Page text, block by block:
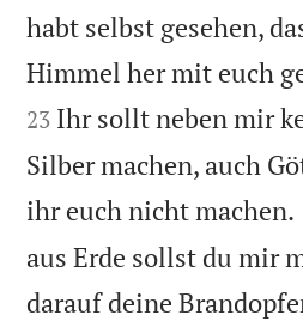
habt selbst gesehen,
Himmel her mit euch
23 Ihr sollt neben mir
Silber machen, auch
ihr euch nicht machen.
aus Erde sollst du mir
darauf deine